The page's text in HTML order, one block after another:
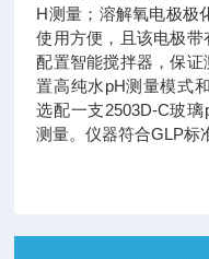
H测量；溶解氧电极极
使用方便，且该电极带
配置智能搅拌器，保
置高纯水pH测量模式
选配一支2503D-C玻
测量。仪器符合GLP标